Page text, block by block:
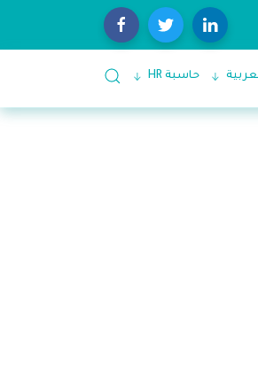
حاسبة HR